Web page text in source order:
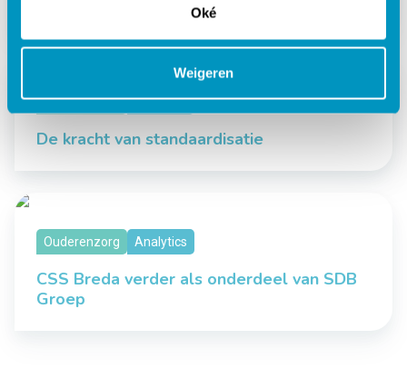
Oké
Weigeren
Ouderenzorg Analytics
De kracht van standaardisatie
Ouderenzorg Analytics
CSS Breda verder als onderdeel van SDB
Groep